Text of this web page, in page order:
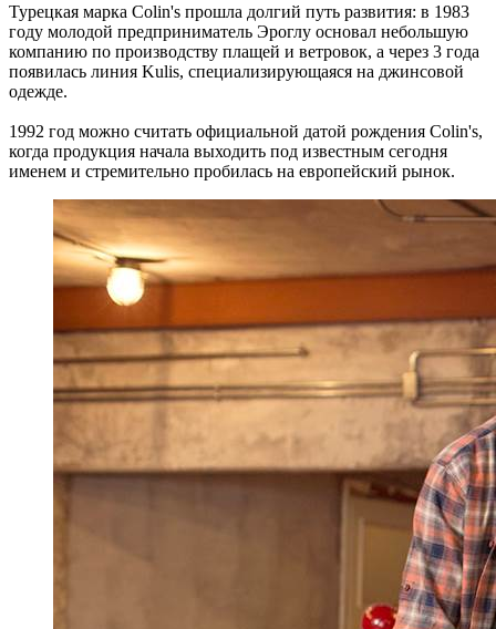
Турецкая марка Colin's прошла долгий путь развития: в 1983
году молодой предприниматель Эроглу основал небольшую
компанию по производству плащей и ветровок, а через 3 года
появилась линия Kulis, специализирующаяся на джинсовой
одежде.
1992 год можно считать официальной датой рождения Colin's,
когда продукция начала выходить под известным сегодня
именем и стремительно пробилась на европейский рынок.